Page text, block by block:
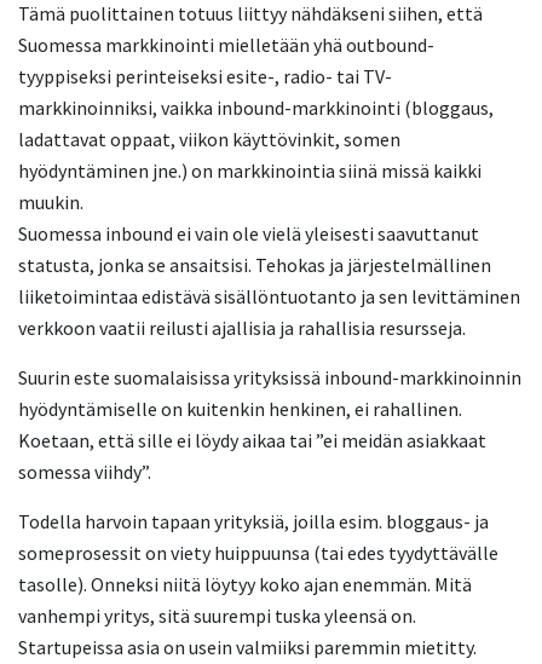
Tämä puolittainen totuus liittyy nähdäkseni siihen, että
Suomessa markkinointi mielletään yhä outbound-
tyyppiseksi perinteiseksi esite-, radio- tai TV-
markkinoinniksi, vaikka inbound-markkinointi (bloggaus,
ladattavat oppaat, viikon käyttövinkit, somen
hyödyntäminen jne.) on markkinointia siinä missä kaikki
muukin.
Suomessa inbound ei vain ole vielä yleisesti saavuttanut
statusta, jonka se ansaitsisi. Tehokas ja järjestelmällinen
liiketoimintaa edistävä sisällöntuotanto ja sen levittäminen
verkkoon vaatii reilusti ajallisia ja rahallisia resursseja.
Suurin este suomalaisissa yrityksissä inbound-markkinoinnin
hyödyntämiselle on kuitenkin henkinen, ei rahallinen.
Koetaan, että sille ei löydy aikaa tai ”ei meidän asiakkaat
somessa viihdy”.
Todella harvoin tapaan yrityksiä, joilla esim. bloggaus- ja
someprosessit on viety huippuunsa (tai edes tyydyttävälle
tasolle). Onneksi niitä löytyy koko ajan enemmän. Mitä
vanhempi yritys, sitä suurempi tuska yleensä on.
Startupeissa asia on usein valmiiksi paremmin mietitty.